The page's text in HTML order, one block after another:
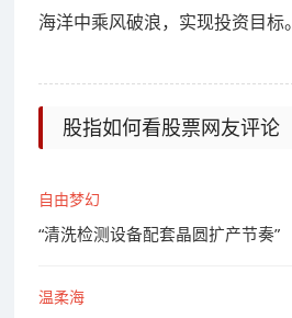
海洋中乘风破浪，实现投资目标。
股指如何看股票网友评论
自由梦幻
“清洗检测设备配套晶圆扩产节奏”
温柔海